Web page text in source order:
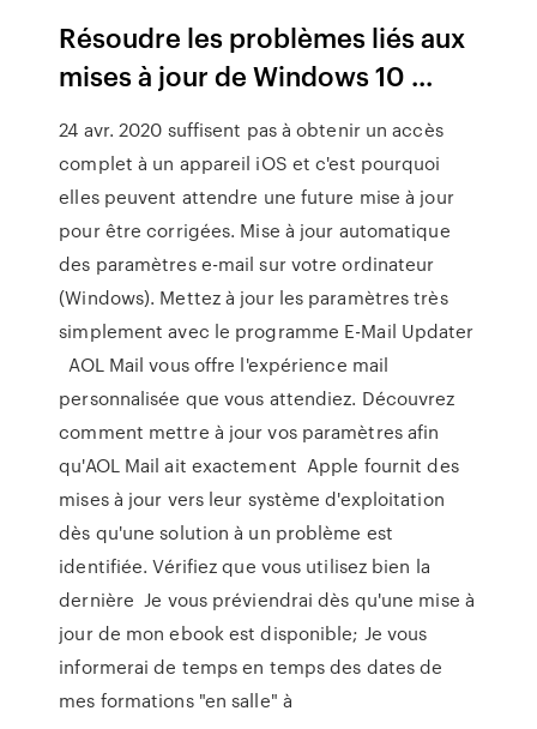
Résoudre les problèmes liés aux
mises à jour de Windows 10 ...
24 avr. 2020 suffisent pas à obtenir un accès
complet à un appareil iOS et c'est pourquoi
elles peuvent attendre une future mise à jour
pour être corrigées. Mise à jour automatique
des paramètres e-mail sur votre ordinateur
(Windows). Mettez à jour les paramètres très
simplement avec le programme E-Mail Updater
AOL Mail vous offre l'expérience mail
personnalisée que vous attendiez. Découvrez
comment mettre à jour vos paramètres afin
qu'AOL Mail ait exactement Apple fournit des
mises à jour vers leur système d'exploitation
dès qu'une solution à un problème est
identifiée. Vérifiez que vous utilisez bien la
dernière Je vous préviendrai dès qu'une mise à
jour de mon ebook est disponible; Je vous
informerai de temps en temps des dates de
mes formations "en salle" à